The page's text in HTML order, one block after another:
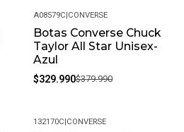
-13%
A08579C|CONVERSE
Botas Converse Chuck
Taylor All Star Unisex-
Azul
$329.990$379.990
132170C|CONVERSE